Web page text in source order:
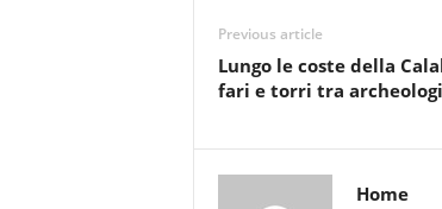
Previous article
Lungo le coste della
fari e torri tra
Home